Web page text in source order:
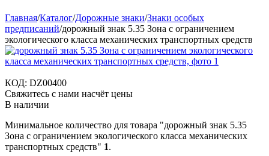
Главная/Каталог/Дорожные знаки/Знаки особых
предписаний/дорожный знак 5.35 Зона с ограничением
экологического класса механических транспортных средств
КОД: DZ00400
Свяжитесь с нами насчёт цены
В наличии
Минимальное количество для товара "дорожный знак 5.35
Зона с ограничением экологического класса механических
транспортных средств" 1.